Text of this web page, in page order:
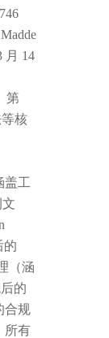
月 14
第
核
盖工
的
（涵
的
合规
所有